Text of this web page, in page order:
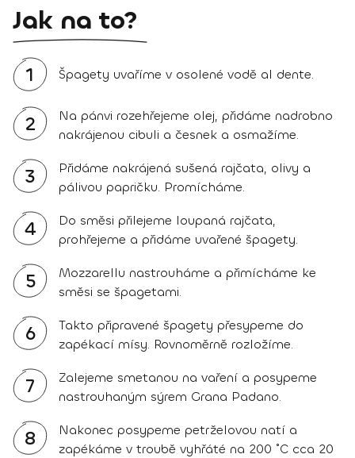
Jak na to?
1 Špagety uvaříme v osolené vodě al dente.
2
Na pánvi rozehřejeme olej, přidáme nadrobno
nakrájenou cibuli a česnek a osmažíme.
3
Přidáme nakrájená sušená rajčata, olivy a
pálivou papričku. Promícháme.
4
Do směsi přilejeme loupaná rajčata,
prohřejeme a přidáme uvařené špagety.
5
Mozzarellu nastrouháme a přimícháme ke
směsi se špagetami.
6
Takto připravené špagety přesypeme do
zapékací mísy. Rovnoměrně rozložíme.
7
Zalejeme smetanou na vaření a posypeme
nastrouhaným sýrem Grana Padano.
8
Nakonec posypeme petrželovou natí a
zapékáme v troubě vyhřáté na 200 ˚C cca 20